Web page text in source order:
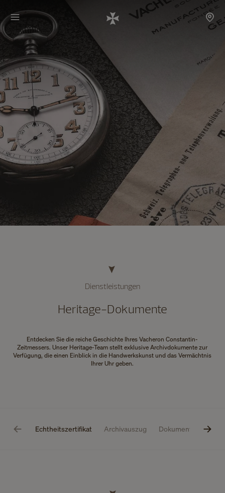
Dienstleistungen
Heritage-Dokumente
Entdecken Sie die reiche Geschichte Ihres Vacheron Constantin-
Zeitmessers. Unser Heritage-Team stellt exklusive Archivdokumente zur
Verfügung, die einen Einblick in die Handwerkskunst und das Vermächtnis
Ihrer Uhr geben.
Echtheitszertifikat Archivauszug Dokument für